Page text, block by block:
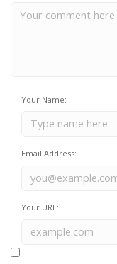
Your Name:
Email Address:
Your URL: